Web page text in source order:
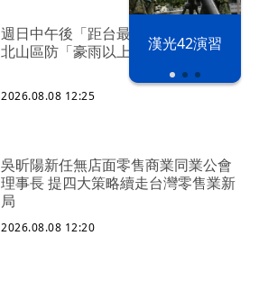
漢光42演習
週日中午後「距台最近」！ 中部以
北山區防「豪雨以上降雨」
2026.08.08 12:25
吳昕陽新任無店面零售商業同業公會
理事長 提四大策略續走台灣零售業新
局
2026.08.08 12:20